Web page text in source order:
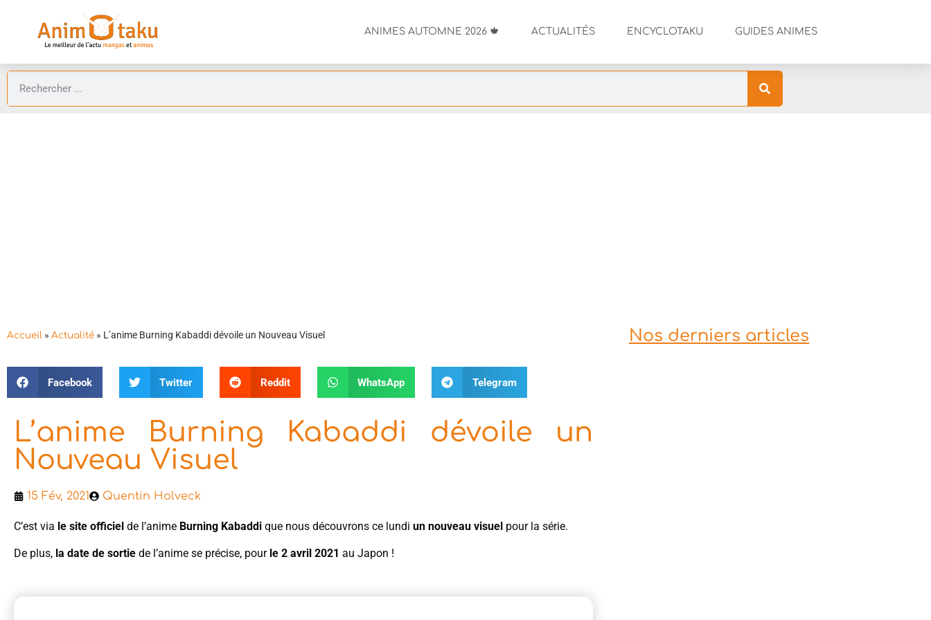
ANIMES AUTOMNE 2026 🍁 ACTUALITÉS ENCYCLOTAKU GUIDES ANIMES
Accueil » Actualité » L’anime Burning Kabaddi dévoile un Nouveau Visuel
Facebook Twitter Reddit WhatsApp Telegram
L’anime Burning Kabaddi dévoile un
Nouveau Visuel
15 Fév, 2021 Quentin Holveck
C’est via le site officiel de l’anime Burning Kabaddi que nous découvrons ce lundi un nouveau visuel pour la série.
De plus, la date de sortie de l’anime se précise, pour le 2 avril 2021 au Japon !
Nos derniers articles